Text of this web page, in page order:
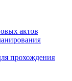
актов
прохождения